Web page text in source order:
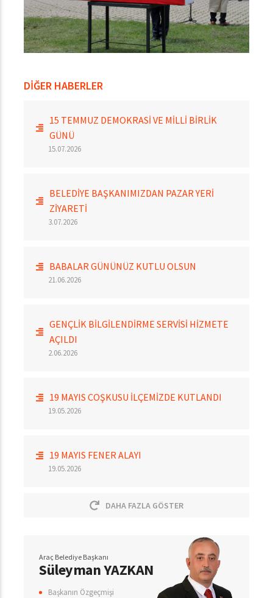
DİĞER HABERLER
15 TEMMUZ DEMOKRASİ VE MİLLİ BİRLİK
GÜNÜ
15.07.2026
BELEDİYE BAŞKANIMIZDAN PAZAR YERİ
ZİYARETİ
3.07.2026
BABALAR GÜNÜNÜZ KUTLU OLSUN
21.06.2026
GENÇLİK BİLGİLENDİRME SERVİSİ HİZMETE
AÇILDI
2.06.2026
19 MAYIS COŞKUSU İLÇEMİZDE KUTLANDI
19.05.2026
19 MAYIS FENER ALAYI
19.05.2026
DAHA FAZLA GÖSTER
Araç Belediye Başkanı
Süleyman YAZKAN
Başkanın Özgeçmişi